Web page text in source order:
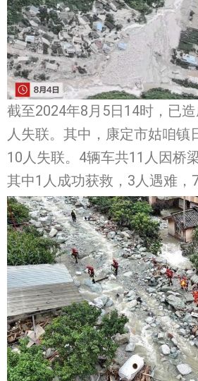
截至2024年8月5日14时，已
人失联。其中，康定市姑咱镇
10人失联。4辆车共11人因桥
其中1人成功获救，3人遇难，7